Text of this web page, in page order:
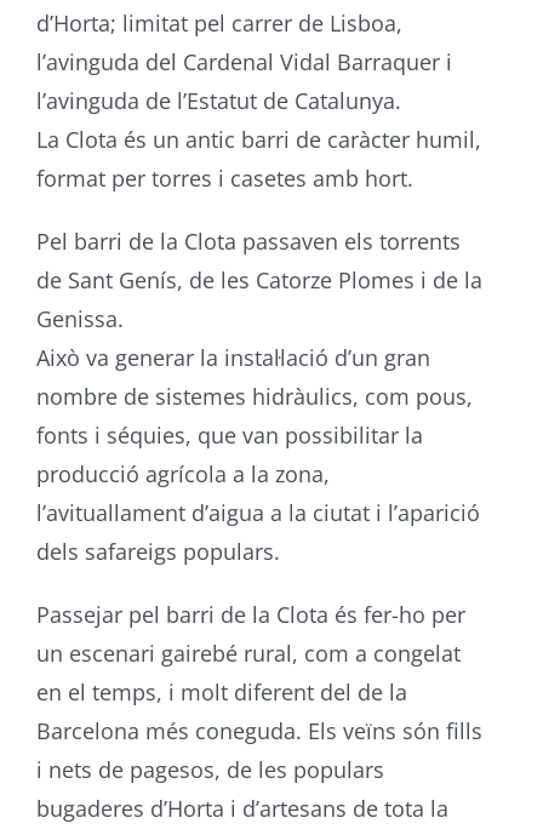
d’Horta; limitat pel carrer de Lisboa,
l’avinguda del Cardenal Vidal Barraquer i
l’avinguda de l’Estatut de Catalunya.
La Clota és un antic barri de caràcter humil,
format per torres i casetes amb hort.
Pel barri de la Clota passaven els torrents
de Sant Genís, de les Catorze Plomes i de la
Genissa.
Això va generar la instal·lació d’un gran
nombre de sistemes hidràulics, com pous,
fonts i séquies, que van possibilitar la
producció agrícola a la zona,
l’avituallament d’aigua a la ciutat i l’aparició
dels safareigs populars.
Passejar pel barri de la Clota és fer-ho per
un escenari gairebé rural, com a congelat
en el temps, i molt diferent del de la
Barcelona més coneguda. Els veïns són fills
i nets de pagesos, de les populars
bugaderes d’Horta i d’artesans de tota la